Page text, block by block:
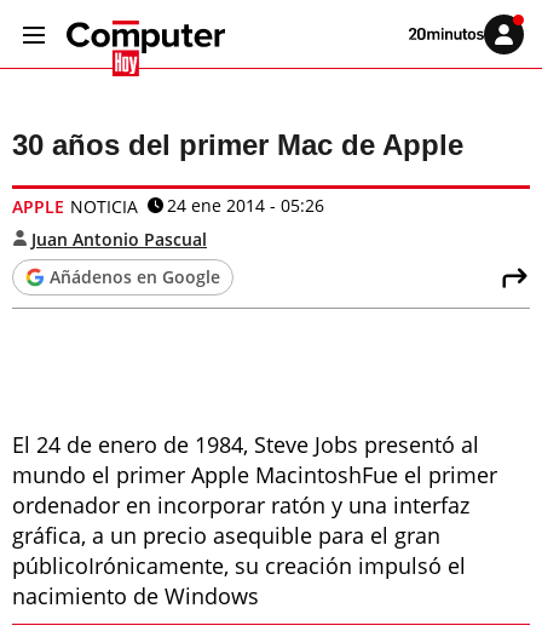
Volver
Iniciar
sesión
30 años del primer Mac de Apple
APPLE NOTICIA
24 ene 2014 - 05:26
Juan Antonio Pascual
Añádenos en Google
El 24 de enero de 1984, Steve Jobs presentó al
mundo el primer Apple MacintoshFue el primer
ordenador en incorporar ratón y una interfaz
gráfica, a un precio asequible para el gran
públicoIrónicamente, su creación impulsó el
nacimiento de Windows